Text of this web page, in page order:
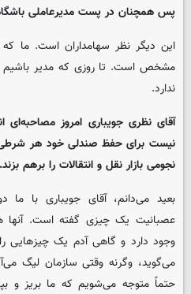
پس همچنان در پست مدیرعاملی
این دیگر نظر سهامداران است. ما
مشخص است. تا روزی که مدیر
ندارد.
آقای نظری جویباری امروز مصاحبه‌ای
نیست برای حفظ صندلی خود هر شرطی
نجومی بازار نقل و انتقالات را برهم بزند.
بعید می‌دانم، آقای جویباری با
عصبانیت یک چیزی گفته است. آنها
وجود دارد و گاهی آدم یک چیزهایی را
می‌گوید، وگرنه وقتی سازمان لیگ
حتماً متوجه می‌شویم که ما بریز و